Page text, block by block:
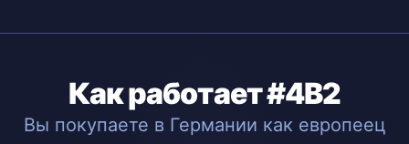
Как работает #4B2
Вы покупаете в Германии как европеец